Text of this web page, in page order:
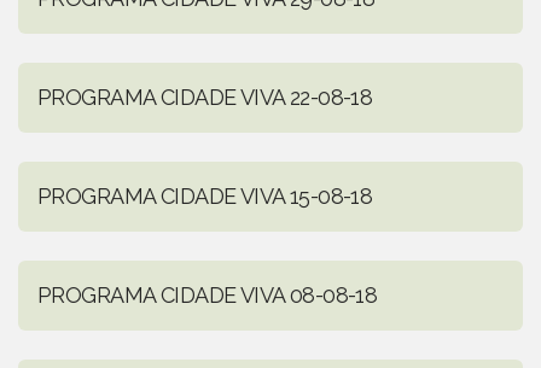
PROGRAMA CIDADE VIVA 22-08-18
PROGRAMA CIDADE VIVA 15-08-18
PROGRAMA CIDADE VIVA 08-08-18